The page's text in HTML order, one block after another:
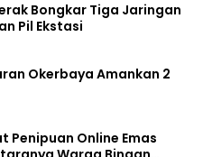
Bongkar Tiga Jaringan
Pil Ekstasi
Okerbaya Amankan 2
Penipuan Online Emas